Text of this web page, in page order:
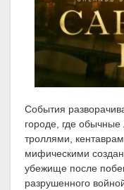
События
городе, где
троллями,
мифическими
убежище после
разрушенного